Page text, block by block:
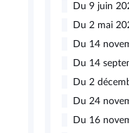
Du 9 juin
Du 2 mai
Du 14
Du 14
Du 2
Du 24
Du 16